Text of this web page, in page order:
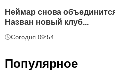
Неймар снова
Назван новый клуб...
Сегодня 09:54
Популярное